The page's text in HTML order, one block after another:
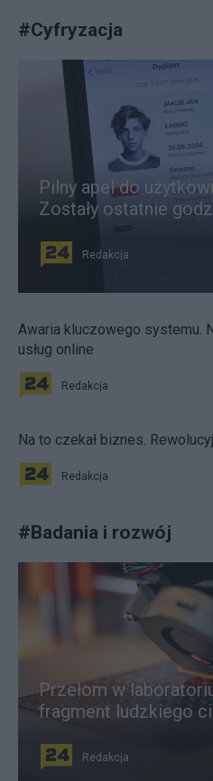
#Cyfryzacja
Pilny apel do
Zostały ostatnie
Redakcja
Awaria kluczowego systemu.
usług online
Redakcja
Na to czekał biznes.
Redakcja
#Badania i rozwój
Przełom w
fragment ludzkiego
Redakcja